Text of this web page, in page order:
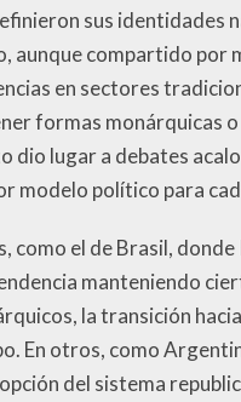
sus identidades
aunque compartido por
en sectores
formas monárquicas
dio lugar a debates
modelo político para
como el de Brasil,
manteniendo
la transición
En otros, como
del sistema